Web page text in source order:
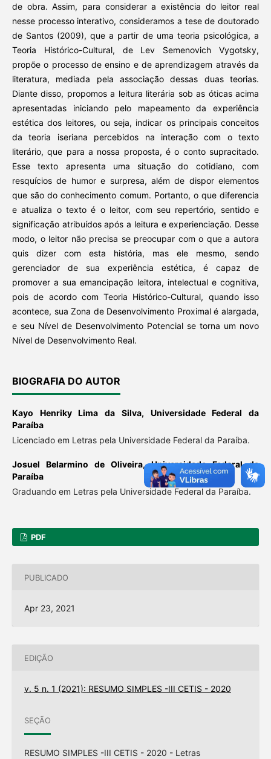
de obra. Assim, para considerar a existência do leitor real
nesse processo interativo, consideramos a tese de doutorado
de Santos (2009), que a partir de uma teoria psicológica, a
Teoria Histórico-Cultural, de Lev Semenovich Vygotsky,
propõe o processo de ensino e de aprendizagem através da
literatura, mediada pela associação dessas duas teorias.
Diante disso, propomos a leitura literária sob as óticas acima
apresentadas iniciando pelo mapeamento da experiência
estética dos leitores, ou seja, indicar os principais conceitos
da teoria iseriana percebidos na interação com o texto
literário, que para a nossa proposta, é o conto supracitado.
Esse texto apresenta uma situação do cotidiano, com
resquícios de humor e surpresa, além de dispor elementos
que são do conhecimento comum. Portanto, o que diferencia
e atualiza o texto é o leitor, com seu repertório, sentido e
significação atribuídos após a leitura e experienciação. Desse
modo, o leitor não precisa se preocupar com o que a autora
quis dizer com esta história, mas ele mesmo, sendo
gerenciador de sua experiência estética, é capaz de
promover a sua emancipação leitora, intelectual e cognitiva,
pois de acordo com Teoria Histórico-Cultural, quando isso
acontece, sua Zona de Desenvolvimento Proximal é alargada,
e seu Nível de Desenvolvimento Potencial se torna um novo
Nível de Desenvolvimento Real.
BIOGRAFIA DO AUTOR
Kayo Henriky Lima da Silva, Universidade Federal da
Paraíba
Licenciado em Letras pela Universidade Federal da Paraíba.
Josuel Belarmino de Oliveira,Universidade Federal da
Paraíba
Graduando em Letras pela Universidade Federal da Paraíba.
PDF
PUBLICADO
Apr 23, 2021
EDIÇÃO
v. 5 n. 1 (2021): RESUMO SIMPLES -III CETIS - 2020
SEÇÃO
RESUMO SIMPLES -III CETIS - 2020 - Letras